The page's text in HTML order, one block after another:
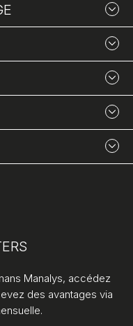
Manalys, accédez
des avantages via